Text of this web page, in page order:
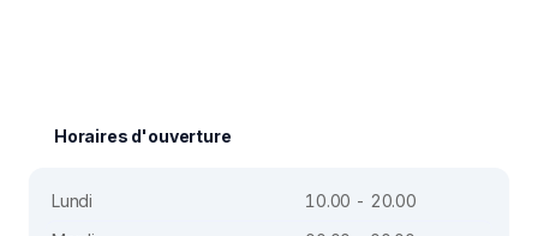
Horaires d'ouverture
Lundi
10.00 - 20.00